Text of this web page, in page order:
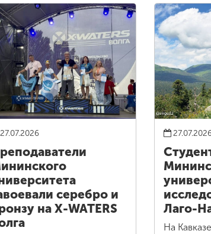
серебро и
на X-WATERS
Лаго-
На